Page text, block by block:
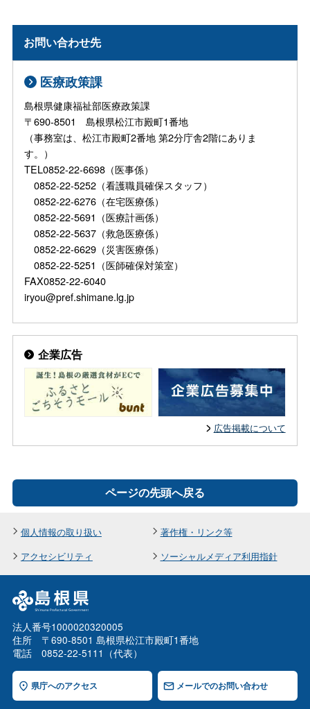
お問い合わせ先
医療政策課
島根県健康福祉部医療政策課
〒690-8501 島根県松江市殿町1番地
（事務室は、松江市殿町2番地 第2分庁舎2階にありま
す。）
TEL0852-22-6698（医事係）
0852-22-5252（看護職員確保スタッフ）
0852-22-6276（在宅医療係）
0852-22-5691（医療計画係）
0852-22-5637（救急医療係）
0852-22-6629（災害医療係）
0852-22-5251（医師確保対策室）
FAX0852-22-6040
iryou@pref.shimane.lg.jp
企業広告
広告掲載について
ページの先頭へ戻る
個人情報の取り扱い
著作権・リンク等
アクセシビリティ
ソーシャルメディア利用指針
法人番号1000020320005
住所 〒690-8501 島根県松江市殿町1番地
電話 0852-22-5111（代表）
県庁へのアクセス メールでのお問い合わせ